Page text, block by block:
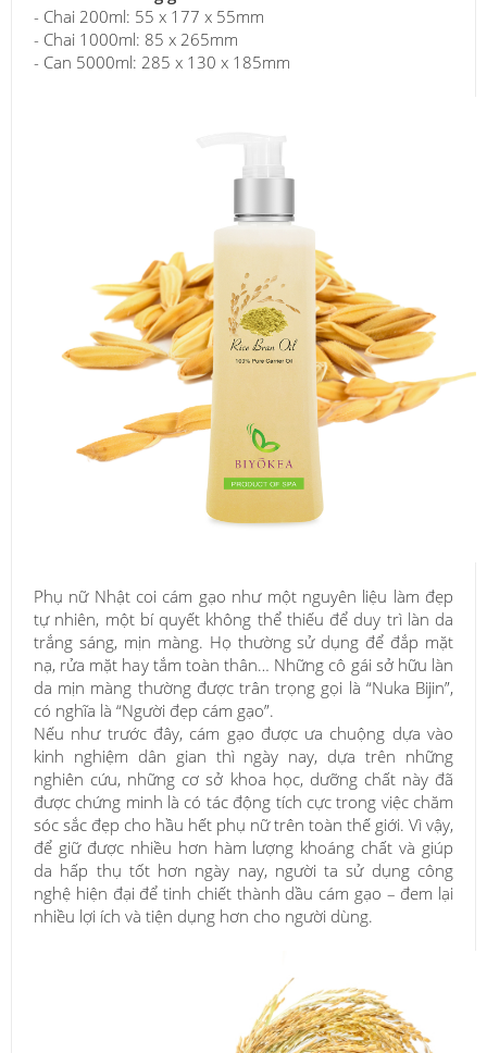
- Chai 200ml: 55 x 177 x 55mm
- Chai 1000ml: 85 x 265mm
- Can 5000ml: 285 x 130 x 185mm
Phụ nữ Nhật coi cám gạo như một nguyên liệu làm đẹp
tự nhiên, một bí quyết không thể thiếu để duy trì làn da
trắng sáng, mịn màng. Họ thường sử dụng để đắp mặt
nạ, rửa mặt hay tắm toàn thân… Những cô gái sở hữu làn
da mịn màng thường được trân trọng gọi là “Nuka Bijin”,
có nghĩa là “Người đẹp cám gạo”.
Nếu như trước đây, cám gạo được ưa chuộng dựa vào
kinh nghiệm dân gian thì ngày nay, dựa trên những
nghiên cứu, những cơ sở khoa học, dưỡng chất này đã
được chứng minh là có tác động tích cực trong việc chăm
sóc sắc đẹp cho hầu hết phụ nữ trên toàn thế giới. Vì vậy,
để giữ được nhiều hơn hàm lượng khoáng chất và giúp
da hấp thụ tốt hơn ngày nay, người ta sử dụng công
nghệ hiện đại để tinh chiết thành dầu cám gạo – đem lại
nhiều lợi ích và tiện dụng hơn cho người dùng.